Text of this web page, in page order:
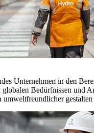
Unternehmen in den
Bedürfnissen und
umweltfreundlicher